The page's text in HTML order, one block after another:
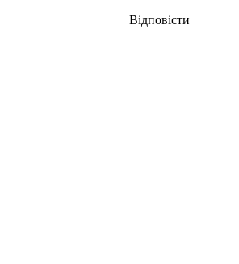
Відповісти